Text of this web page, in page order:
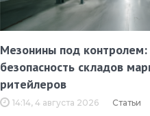
Мезонины под
безопасность складов
ритейлеров
14:14, 4 августа 2026 Статьи